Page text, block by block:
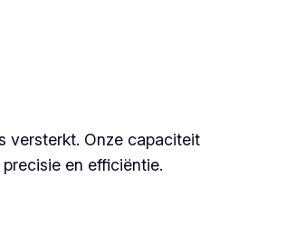
versterkt. Onze capaciteit
en efficiëntie.